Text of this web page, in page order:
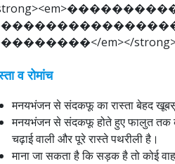
trong><em>���������
���������������
��������</em></strong
व रोमांच
मनयभंजन से संदकफू का रास्ता बेहद
मनयभंजन से संदकफू होते हुए फालुत तक
चढ़ाई वाली और पूरे रास्ते पथरीली है।
माना जा सकता है कि सड़क है तो कोई